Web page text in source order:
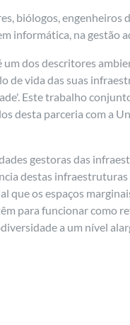
biólogos, engenheiros
informática, na gestão
um dos descritores
de vida das suas
Este trabalho
desta parceria com a
gestoras das
destas infraestruturas
que os espaços
para funcionar como
a um nível